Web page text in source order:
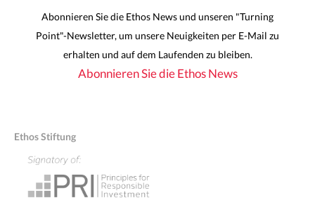
Abonnieren Sie die Ethos News und unseren "Turning
Point"-Newsletter, um unsere Neuigkeiten per E-Mail zu
erhalten und auf dem Laufenden zu bleiben.
Abonnieren Sie die Ethos News
Ethos Stiftung